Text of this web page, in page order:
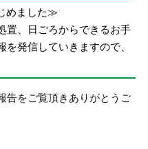
めました≫
置、日ごろからできるお手
発信していきますので、
告をご覧頂きありがとうご